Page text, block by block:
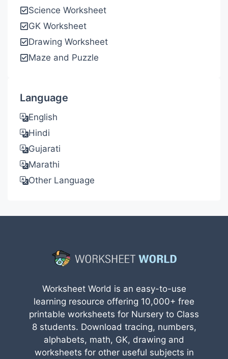
Science Worksheet
GK Worksheet
Drawing Worksheet
Maze and Puzzle
Language
English
Hindi
Gujarati
Marathi
Other Language
Worksheet World is an easy-to-use
learning resource offering 10,000+ free
printable worksheets for Nursery to Class
8 students. Download tracing, numbers,
alphabets, math, GK, drawing and
worksheets for other useful subjects in